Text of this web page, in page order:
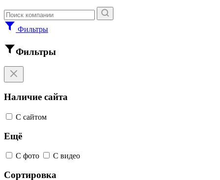
Фильтры
Фильтры
Наличие сайта
С сайтом
Ещё
С фото С видео
Сортировка